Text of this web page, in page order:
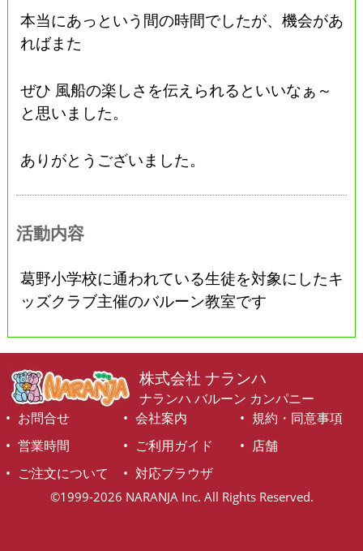
本当にあっという間の時間でしたが、機会があ
ればまた
ぜひ 風船の楽しさを伝えられるといいなぁ～
と思いました。
ありがとうございました。
活動内容
葛野小学校に通われている生徒を対象にしたキ
ッズクラブ主催のバルーン教室です
株式会社 ナランハ
ナランハ バルーン カンパニー
お問合せ
会社案内
規約・同意事項
営業時間
ご利用ガイド
店舗
ご注文について
対応ブラウザ
©1999-2026 NARANJA Inc. All Rights Reserved.